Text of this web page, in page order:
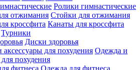
Ролики гимнастические
Стойки для отжимания
Канаты для кроссфита
Турники
Диски здоровья
Одежда и
похудения
Одежда для фитнеса